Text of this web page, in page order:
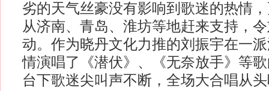
劣的天气丝豪没有影响到歌迷的热情
从济南、青岛、淮坊等地赶来支持，
动。作为晓丹文化力推的刘振宇在一
情演唱了《潜伏》、《无奈放手》等
台下歌迷尖叫声不断，全场大合唱从